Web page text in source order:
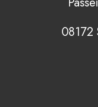
08172